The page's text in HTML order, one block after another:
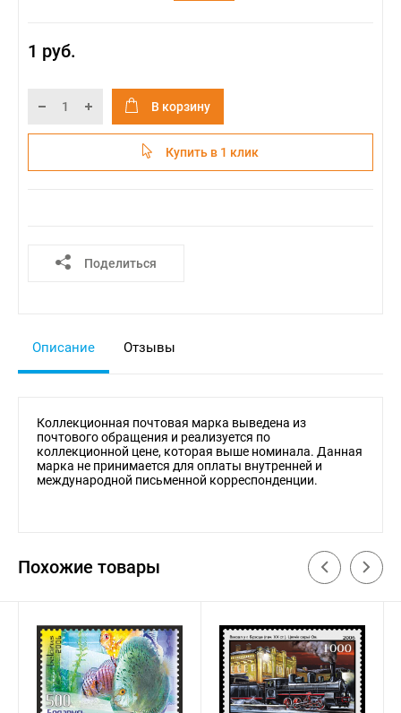
1 руб.
В корзину
Купить в 1 клик
Поделиться
Описание Отзывы
Коллекционная почтовая марка выведена из
почтового обращения и реализуется по
коллекционной цене, которая выше номинала. Данная
марка не принимается для оплаты внутренней и
международной письменной корреспонденции.
Похожие товары